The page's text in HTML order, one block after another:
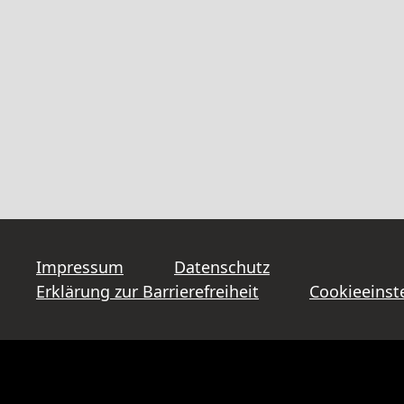
Impressum
Datenschutz
Erklärung zur Barrierefreiheit